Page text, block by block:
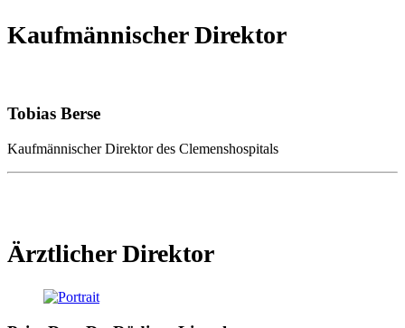
Kaufmännischer Direktor
Tobias Berse
Kaufmännischer Direktor des Clemenshospitals
Ärztlicher Direktor